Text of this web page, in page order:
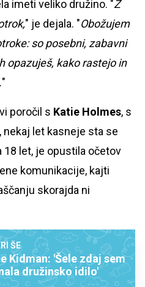
imeti veliko družino. "Z
" je dejala. "Obožujem
so posebni, zabavni
opazuješ, kako rastejo in
"
poročil s Katie Holmes, s
, nekaj let kasneje sta se
18 let, je opustila očetov
komunikacije, kajti
skorajda ni
ŠE
Kidman: 'Šele zdaj sem
družinsko idilo'